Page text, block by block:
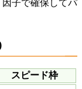
子で確保してパ
スピード枠